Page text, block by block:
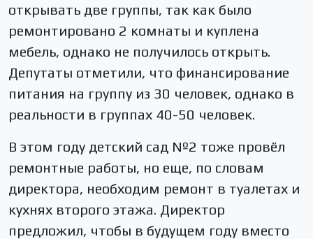
открывать две группы, так как было
ремонтировано 2 комнаты и куплена
мебель, однако не получилось открыть.
Депутаты отметили, что финансирование
питания на группу из 30 человек, однако в
реальности в группах 40-50 человек.
В этом году детский сад №2 тоже провёл
ремонтные работы, но еще, по словам
директора, необходим ремонт в туалетах и
кухнях второго этажа. Директор
предложил, чтобы в будущем году вместо